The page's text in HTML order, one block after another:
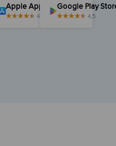
Apple App Store
4,5
Google Play
4,5